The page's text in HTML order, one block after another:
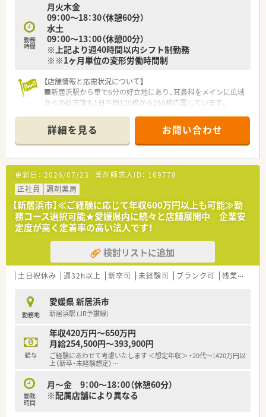
＜こんな方にもオススメ＞
■店舗異動のない法人をご希望の方
■外来業務中心の店舗をご希望の方
等々…少しでも気になった方はお気軽にお問い合わせ下さい。
勤務
時間
月火木金
09：00～18：30（休憩60分）
水土
09：00～13：00（休憩00分）
※上記より週40時間以内シフト制勤務
※※1ヶ月単位の変形労働時間制
【店舗情報と応需状況について】
■新居浜駅から車で6分の好立地にあり、耳鼻科をメインに広域
からの処方箋も1日平均120枚から250枚応需しています。
り、季節による処方箋枚数の変動にも柔軟に対応しています。
■門前の耳鼻咽喉科クリニックの処方箋を中心に受け付けてお
り、地域の方々に信頼されるかかりつけ薬局として機能していま
す。
【募集背景と求める人物像について】
■転居に伴う欠員が発生したため募集しており、即戦力として活
躍できる調剤経験3年以上の薬剤師を求めています。
■地域に根ざした医療を提供したいという熱意を持ち、患者様一
人ひとりに寄り添った丁寧な対応ができる方を歓迎していま
す。
■現場の意見を大切にする社風のため、自ら考え積極的に提案や
改善を行い、周囲と協力して業務に取り組める方が理想的です。
【法人特徴について】
進しています。
■二名の薬剤師が経営を担っているため現場感覚が非常に鋭く、
社員が無理なく働ける環境作りを最優先に考えている法人で
す。
■代表者が若く風通しの良い組織文化が醸成されており、大手チ
ェーン出身者など多様なキャリアを持つ人材が活躍していま
す。
【求人情報について】
■年収は500万円から700万円の範囲で相談が可能であり、これ
までのご経験やスキルを正当に評価し給与へ反映させます。
詳細を見る お問い合わせ
更新日： 2026/07/23 薬剤師求人ID： 169778
正社員
調剤薬局
【新居浜市】≪ご経験に応じて年収600万円以上も可能≫勤
務コース選択可能★愛媛県内に続々と店舗展開中 企業安
定度が高く定着率の高い法人です！
検討リストに追加
土日祝休み 週32h以上 新卒可 未経験可 ブランク可 残業なし(ほぼなし含む)
勤務地
愛媛県 新居浜市
新居浜駅 (JR予讃線)
給与
年収420万円～650万円
月給254,500円～393,900円
ご経験にあわせて考慮いたします ＜想定年収＞ ・20代～：420万円以
上（新卒・未経験想定）…
勤務
時間
月～金 9：00～18：00（休憩60分）
※配属店舗により異なる